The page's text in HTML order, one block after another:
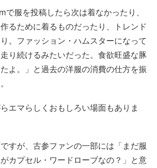
で服を投稿したら次は着なかったり、
るために着るものだったり、トレンド
。ファッション・ハムスターになって
り続けるみたいだった。食欲旺盛な豚
よ。」と過去の洋服の消費の仕方を振
エマらしくおもしろい場面もありま
すが、古参ファンの一部には「まだ服
カプセル・ワードローブなの？」と意